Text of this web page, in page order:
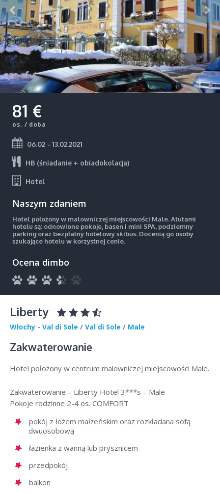
81 €
os. / doba
06.02 - 13.02.2021
HB (śniadanie + obiadokolacja)
Hotel
Naszym zdaniem
Hotel położony w malowniczej miejscowości Male. Atutami
hotelu są: odnowione pokoje, basen i mini SPA, podziemny
parking oraz bezpłatny hotelowy skibus. Docenią go osoby
szukające hotelu w korzystnej cenie.
Ocena dimbo
Liberty
Włochy - Val di Sole / Val di Sole / Male
Zakwaterowanie
Hotel położony w centrum malowniczej miejscowości Male.
Zakwaterowanie – Liberty Hotel 3***s – Male
Pokoje rodzinne 2-4 os. COMFORT
pokój z łożem małżeńskim oraz rozkładana sofą
dwuosobową
łazienka z wanną lub prysznicem
przedpokój
balkon